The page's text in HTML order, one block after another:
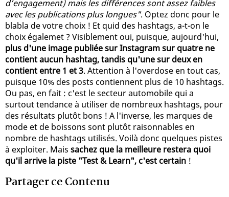
d’engagement) mais les différences sont assez faibles
avec les publications plus longues". Optez donc pour le
blabla de votre choix ! Et quid des hashtags, a-t-on le
choix égalemet ? Visiblement oui, puisque, aujourd'hui,
plus d'une image publiée sur Instagram sur quatre ne
contient aucun hashtag, tandis qu'une sur deux en
contient entre 1 et 3. Attention à l'overdose en tout cas,
puisque 10% des posts contiennent plus de 10 hashtags.
Ou pas, en fait : c'est le secteur automobile qui a
surtout tendance à utiliser de nombreux hashtags, pour
des résultats plutôt bons ! A l'inverse, les marques de
mode et de boissons sont plutôt raisonnables en
nombre de hashtags utilisés. Voilà donc quelques pistes
à exploiter. Mais sachez que la meilleure restera quoi
qu'il arrive la piste "Test & Learn", c'est certain !
Partager ce Contenu